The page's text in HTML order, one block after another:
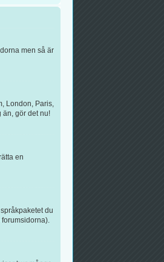
men så är
London, Paris,
än, gör det nu!
en
du